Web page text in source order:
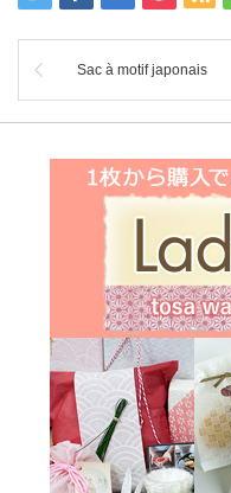
Sac à motif japonais